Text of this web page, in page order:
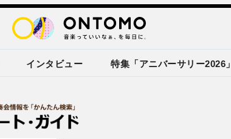
インタビュー 特集「アニバーサリー2026」